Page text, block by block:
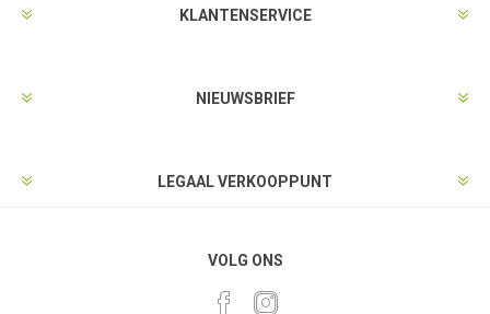
KLANTENSERVICE
NIEUWSBRIEF
LEGAAL VERKOOPPUNT
VOLG ONS